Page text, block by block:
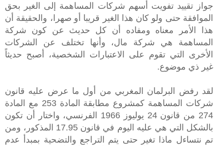
جواز تقييد تفويت أسهم شركات المساهمة إلى الغير بحق
الموافقة حتى ولو كان هذا الغير قريبا أو صهرا، والحقيقة أن
هذا الأمر معناه ومفاده أن كل حديث عن كون شركة
المساهمة هي شركة مال، وأنها تختلف عن الشركات
الأخرى التي تقوم على الاعتبارات الشخصية، أصبح حديثاً
غير ذي موضوع.
لقد رفض البرلمان المغربي من أول ما عرض عليه قانون
شركات المساهمة كمشروع مطابقة المادة 253 مع المادة
274 من قانون 24 يوليوز 1966 الفرنسي، واختار أن تكون
بالشكل التي هي عليه اليوم في قانون 17.95 المذكور، ومن
تم نتساءل ماذا تغير حتى يتم التراجع والتضحية بمبدأ عدم